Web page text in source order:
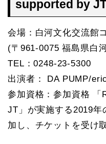
supported by JT
会場：白河文化交流館
(〒961-0075 福島県白
TEL：0248-23-5300
出演者： DA PUMP/
参加資格：参加資格
JT」が実施する2019年
加し、チケットを受け